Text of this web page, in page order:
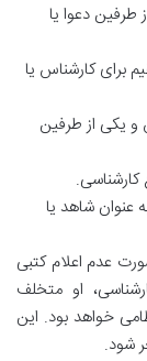
دعوا یا
برای کارشناس یا
یکی از طرفین
عنوان شاهد یا
عدم اعلام کتبی
او متخلف
خواهد بود. این
شود.